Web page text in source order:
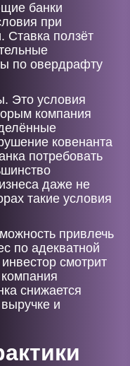
банки
при
Ставка ползёт
по овердрафту
Это условия
компания
ковенанта
потребовать
даже не
такие условия
привлечь
по адекватной
смотрит
снижается
и